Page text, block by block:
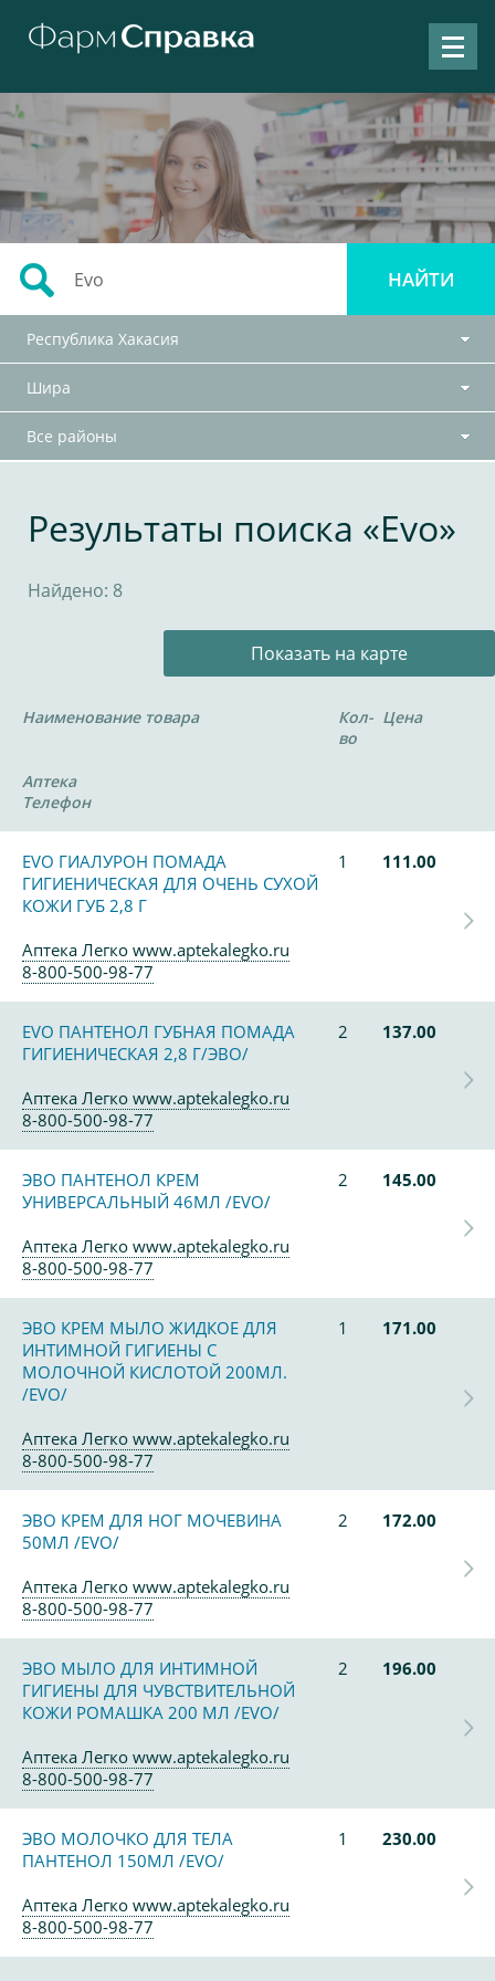
Республика Хакасия
Шира
Все районы
Результаты поиска «Evo»
Найдено: 8
Показать на карте
Наименование товара
Кол-
во
Цена
Аптека
Телефон
EVO ГИАЛУРОН ПОМАДА
ГИГИЕНИЧЕСКАЯ ДЛЯ ОЧЕНЬ СУХОЙ
КОЖИ ГУБ 2,8 Г
1 111.00
Аптека Легко www.aptekalegko.ru
8-800-500-98-77
EVO ПАНТЕНОЛ ГУБНАЯ ПОМАДА
ГИГИЕНИЧЕСКАЯ 2,8 Г/ЭВО/
2 137.00
Аптека Легко www.aptekalegko.ru
8-800-500-98-77
ЭВО ПАНТЕНОЛ КРЕМ
УНИВЕРСАЛЬНЫЙ 46МЛ /EVO/
2 145.00
Аптека Легко www.aptekalegko.ru
8-800-500-98-77
ЭВО КРЕМ МЫЛО ЖИДКОЕ ДЛЯ
ИНТИМНОЙ ГИГИЕНЫ С
МОЛОЧНОЙ КИСЛОТОЙ 200МЛ.
/EVO/
1 171.00
Аптека Легко www.aptekalegko.ru
8-800-500-98-77
ЭВО КРЕМ ДЛЯ НОГ МОЧЕВИНА
50МЛ /EVO/
2 172.00
Аптека Легко www.aptekalegko.ru
8-800-500-98-77
ЭВО МЫЛО ДЛЯ ИНТИМНОЙ
ГИГИЕНЫ ДЛЯ ЧУВСТВИТЕЛЬНОЙ
КОЖИ РОМАШКА 200 МЛ /EVO/
2 196.00
Аптека Легко www.aptekalegko.ru
8-800-500-98-77
ЭВО МОЛОЧКО ДЛЯ ТЕЛА
ПАНТЕНОЛ 150МЛ /EVO/
1 230.00
Аптека Легко www.aptekalegko.ru
8-800-500-98-77